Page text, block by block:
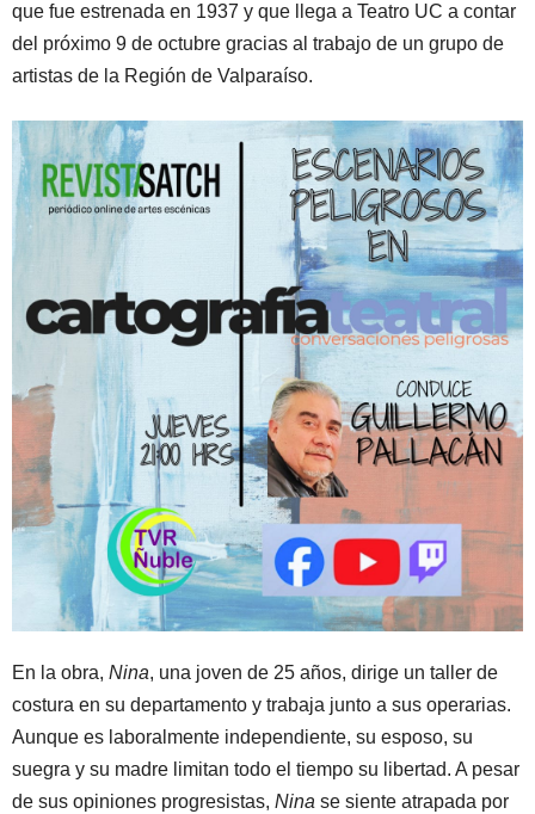
que fue estrenada en 1937 y que llega a Teatro UC a contar
del próximo 9 de octubre gracias al trabajo de un grupo de
artistas de la Región de Valparaíso.
En la obra, Nina, una joven de 25 años, dirige un taller de
costura en su departamento y trabaja junto a sus operarias.
Aunque es laboralmente independiente, su esposo, su
suegra y su madre limitan todo el tiempo su libertad. A pesar
de sus opiniones progresistas, Nina se siente atrapada por